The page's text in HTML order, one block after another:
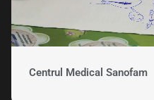
Centrul Medical Sanofam